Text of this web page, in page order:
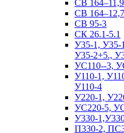
СВ 164–11,9
СВ 164–12,7
СВ 95-3
СК 26.1-5.1
У35-1, У35-
У35-2+5.,
УС110--3,
У110-1,
У110-4
У220-1,
УС220-5,
У330-
П330-2,